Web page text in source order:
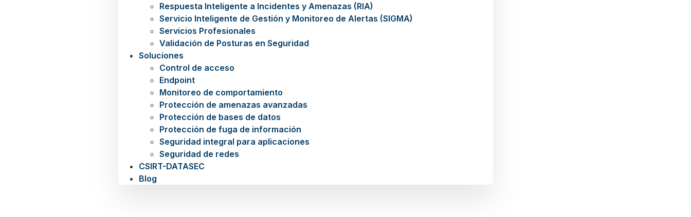
Respuesta Inteligente a Incidentes y Amenazas (RIA)
Servicio Inteligente de Gestión y Monitoreo de Alertas (SIGMA)
Servicios Profesionales
Validación de Posturas en Seguridad
Soluciones
Control de acceso
Endpoint
Monitoreo de comportamiento
Protección de amenazas avanzadas
Protección de bases de datos
Protección de fuga de información
Seguridad integral para aplicaciones
Seguridad de redes
CSIRT-DATASEC
Blog